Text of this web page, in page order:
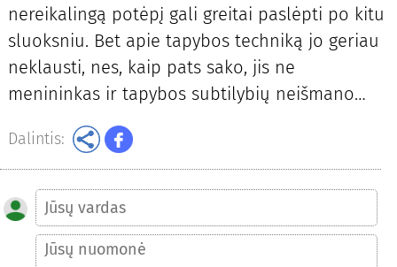
nereikalingą potėpį gali greitai paslėpti po kitu
sluoksniu. Bet apie tapybos techniką jo geriau
neklausti, nes, kaip pats sako, jis ne
menininkas ir tapybos subtilybių neišmano…
Dalintis: